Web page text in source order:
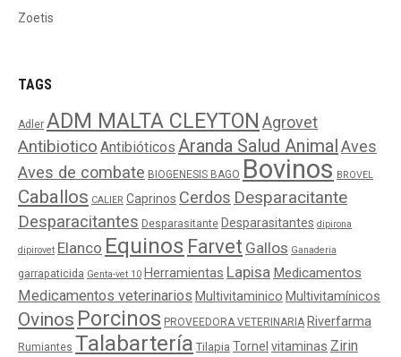
Zoetis
TAGS
Adler ADM MALTA CLEYTON Agrovet
Antibiotico Antibióticos Aranda Salud AnimalAves
Aves de combate BIOGENESIS BAGO Bovinos BROVEL
Caballos CALIER Caprinos Cerdos Desparacitante
Desparacitantes Desparasitante Desparasitantes dipirona
dipirovet Elanco Equinos Farvet Gallos Ganaderia
garrapaticida Genta-vet 10 Herramientas Lapisa Medicamentos
Medicamentos veterinarios Multivitaminico Multivitamínicos
Ovinos Porcinos PROVEEDORA VETERINARIA Riverfarma
Rumiantes Talabartería Tilapia Tornel vitaminas Zirin